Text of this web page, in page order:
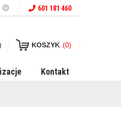
601 181 460
KOSZYK (0)
Kontakt